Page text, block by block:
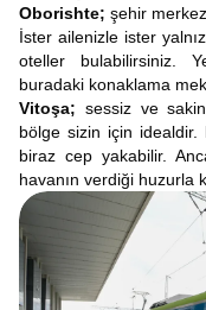
Oborishte;şehir
İster ailenizle ister
oteller bulabilirsiniz.
buradaki konaklama
Vitoşa; sessiz ve
bölge sizin için idealdir.
biraz cep yakabilir.
havanın verdiği huzurla